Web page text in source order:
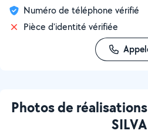
Numéro de téléphone vérifié
Pièce d'identité vérifiée
Photos de
SILVA